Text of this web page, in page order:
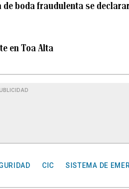
boda fraudulenta se
en Toa Alta
CIC
SISTEMA DE